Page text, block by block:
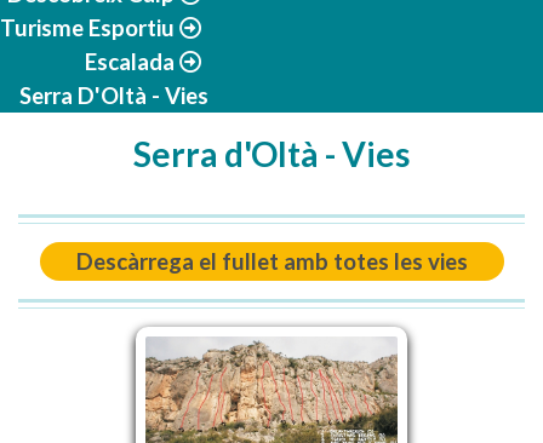
Turisme Esportiu
Escalada
Serra D'Oltà - Vies
Serra d'Oltà - Vies
Descàrrega el fullet amb totes les vies